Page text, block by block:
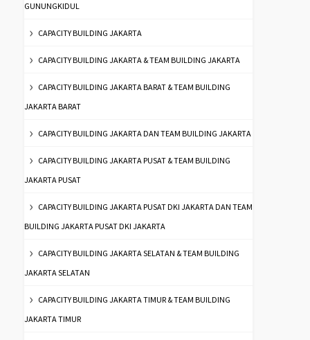
GUNUNGKIDUL
CAPACITY BUILDING JAKARTA
CAPACITY BUILDING JAKARTA & TEAM BUILDING JAKARTA
CAPACITY BUILDING JAKARTA BARAT & TEAM BUILDING
JAKARTA BARAT
CAPACITY BUILDING JAKARTA DAN TEAM BUILDING JAKARTA
CAPACITY BUILDING JAKARTA PUSAT & TEAM BUILDING
JAKARTA PUSAT
CAPACITY BUILDING JAKARTA PUSAT DKI JAKARTA DAN TEAM
BUILDING JAKARTA PUSAT DKI JAKARTA
CAPACITY BUILDING JAKARTA SELATAN & TEAM BUILDING
JAKARTA SELATAN
CAPACITY BUILDING JAKARTA TIMUR & TEAM BUILDING
JAKARTA TIMUR